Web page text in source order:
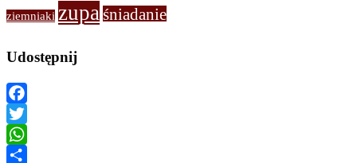
ziemniaki zupaśniadanie
Udostępnij
Facebook
Twitter
WhatsApp